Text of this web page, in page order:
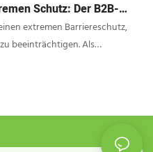
Schutz: Der B2B-
ABL-Kosmetiktuben
extremen Barriereschutz,
beeinträchtigen. Als
ABL-
aus.